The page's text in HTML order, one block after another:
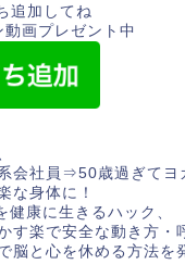
追加してね
画プレゼント中
会社員⇒50歳過ぎてヨ
な身体に！
健康に生きるハック、
す楽で安全な動き方・
脳と心を休める方法を